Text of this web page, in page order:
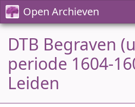
Open Archieven
DTB Begraven
periode 1604-
Leiden